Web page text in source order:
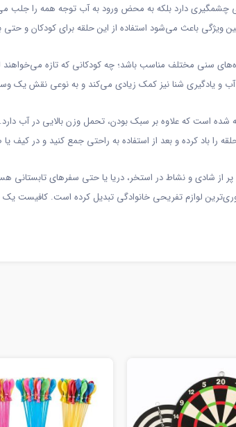
چشمگیری دارد بلکه به محض ورود به آب توجه همه را جلب
باعث می‌شود استفاده از این حلقه برای کودکان و حتی
رده‌های سنی مختلف مناسب باشد؛ چه کودکانی که تازه
و یادگیری شنا نیز کمک زیادی می‌کند و به نوعی نقش یک
شده است که علاوه بر سبک بودن، تحمل وزن بالایی در آب
را باد کرده و بعد از استفاده به راحتی جمع کنید و در کیف
پر از شادی و نشاط در استخر، دریا یا حتی سفرهای تابستانی
لوازم تفریحی خانوادگی تبدیل کرده است. کافیست